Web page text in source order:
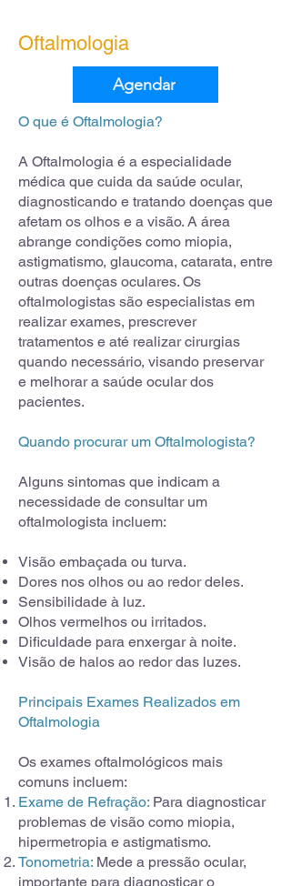
Oftalmologia
Agendar
O que é Oftalmologia?
A Oftalmologia é a especialidade
médica que cuida da saúde ocular,
diagnosticando e tratando doenças que
afetam os olhos e a visão. A área
abrange condições como miopia,
astigmatismo, glaucoma, catarata, entre
outras doenças oculares. Os
oftalmologistas são especialistas em
realizar exames, prescrever
tratamentos e até realizar cirurgias
quando necessário, visando preservar
e melhorar a saúde ocular dos
pacientes.
Quando procurar um Oftalmologista?
Alguns sintomas que indicam a
necessidade de consultar um
oftalmologista incluem:
Visão embaçada ou turva.
Dores nos olhos ou ao redor deles.
Sensibilidade à luz.
Olhos vermelhos ou irritados.
Dificuldade para enxergar à noite.
Visão de halos ao redor das luzes.
Principais Exames Realizados em
Oftalmologia
Os exames oftalmológicos mais
comuns incluem:
Exame de Refração: Para diagnosticar
problemas de visão como miopia,
hipermetropia e astigmatismo.
Tonometria: Mede a pressão ocular,
importante para diagnosticar o